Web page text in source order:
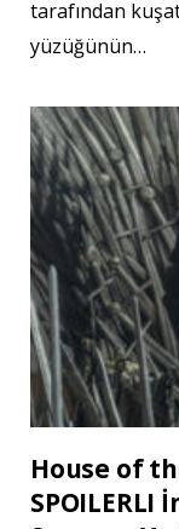
tarafından
yüzüğünün…
House of
SPOILERLI